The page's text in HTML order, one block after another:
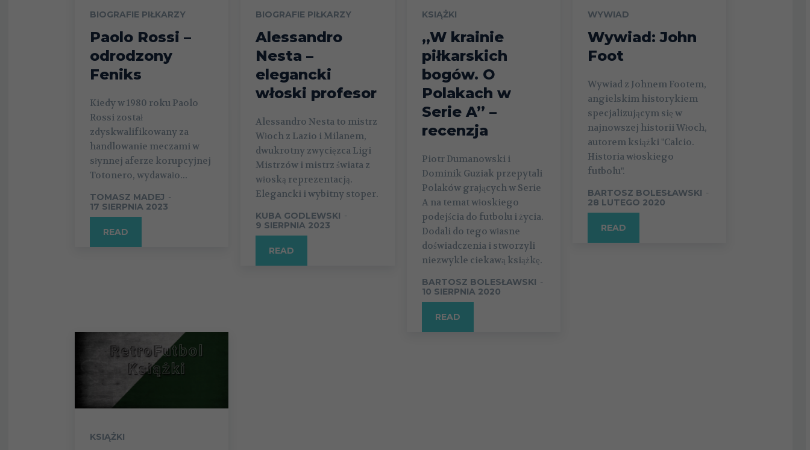
BIOGRAFIE PIŁKARZY
Paolo Rossi –
odrodzony
Feniks
Kiedy w 1980 roku Paolo
Rossi został
zdyskwalifikowany za
handlowanie meczami w
słynnej aferze korupcyjnej
Totonero, wydawało...
TOMASZ MADEJ -
17 SIERPNIA 2023
READ
BIOGRAFIE PIŁKARZY
Alessandro
Nesta –
elegancki
włoski profesor
Alessandro Nesta to mistrz
Włoch z Lazio i Milanem,
dwukrotny zwycięzca Ligi
Mistrzów i mistrz świata z
włoską reprezentacją.
Elegancki i wybitny stoper.
KUBA GODLEWSKI -
9 SIERPNIA 2023
READ
KSIĄŻKI
„W krainie
piłkarskich
bogów. O
Polakach w
Serie A” –
recenzja
Piotr Dumanowski i
Dominik Guziak przepytali
Polaków grających w Serie
A na temat włoskiego
podejścia do futbolu i życia.
Dodali do tego własne
doświadczenia i stworzyli
niezwykle ciekawą książkę.
BARTOSZ BOLESŁAWSKI -
10 SIERPNIA 2020
READ
WYWIAD
Wywiad: John
Foot
Wywiad z Johnem Footem,
angielskim historykiem
specjalizującym się w
najnowszej historii Włoch,
autorem książki "Calcio.
Historia włoskiego
futbolu".
BARTOSZ BOLESŁAWSKI -
28 LUTEGO 2020
READ
KSIĄŻKI